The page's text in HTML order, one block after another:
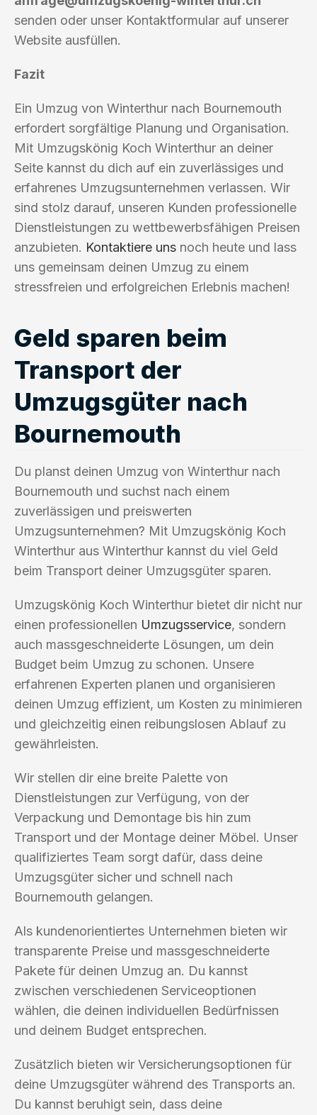
senden oder unser Kontaktformular auf unserer
Website ausfüllen.
Fazit
Ein Umzug von Winterthur nach Bournemouth
erfordert sorgfältige Planung und Organisation.
Mit Umzugskönig Koch Winterthur an deiner
Seite kannst du dich auf ein zuverlässiges und
erfahrenes Umzugsunternehmen verlassen. Wir
sind stolz darauf, unseren Kunden professionelle
Dienstleistungen zu wettbewerbsfähigen Preisen
anzubieten. Kontaktiere uns noch heute und lass
uns gemeinsam deinen Umzug zu einem
stressfreien und erfolgreichen Erlebnis machen!
Geld sparen beim
Transport der
Umzugsgüter nach
Bournemouth
Du planst deinen Umzug von Winterthur nach
Bournemouth und suchst nach einem
zuverlässigen und preiswerten
Umzugsunternehmen? Mit Umzugskönig Koch
Winterthur aus Winterthur kannst du viel Geld
beim Transport deiner Umzugsgüter sparen.
Umzugskönig Koch Winterthur bietet dir nicht nur
einen professionellen Umzugsservice, sondern
auch massgeschneiderte Lösungen, um dein
Budget beim Umzug zu schonen. Unsere
erfahrenen Experten planen und organisieren
deinen Umzug effizient, um Kosten zu minimieren
und gleichzeitig einen reibungslosen Ablauf zu
gewährleisten.
Wir stellen dir eine breite Palette von
Dienstleistungen zur Verfügung, von der
Verpackung und Demontage bis hin zum
Transport und der Montage deiner Möbel. Unser
qualifiziertes Team sorgt dafür, dass deine
Umzugsgüter sicher und schnell nach
Bournemouth gelangen.
Als kundenorientiertes Unternehmen bieten wir
transparente Preise und massgeschneiderte
Pakete für deinen Umzug an. Du kannst
zwischen verschiedenen Serviceoptionen
wählen, die deinen individuellen Bedürfnissen
und deinem Budget entsprechen.
Zusätzlich bieten wir Versicherungsoptionen für
deine Umzugsgüter während des Transports an.
Du kannst beruhigt sein, dass deine